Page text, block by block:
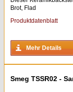
Brot, Flad
Produktdatenblatt
Mehr Details
Smeg TSSR02 -